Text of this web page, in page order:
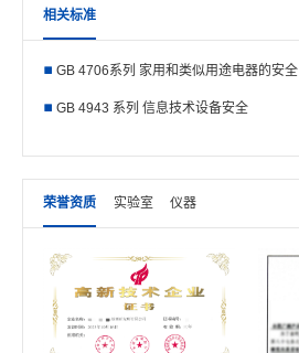
相关标准
GB 4706系列 家用和类似用途电器的安全
GB 4943 系列 信息技术设备安全
荣誉资质 实验室 仪器